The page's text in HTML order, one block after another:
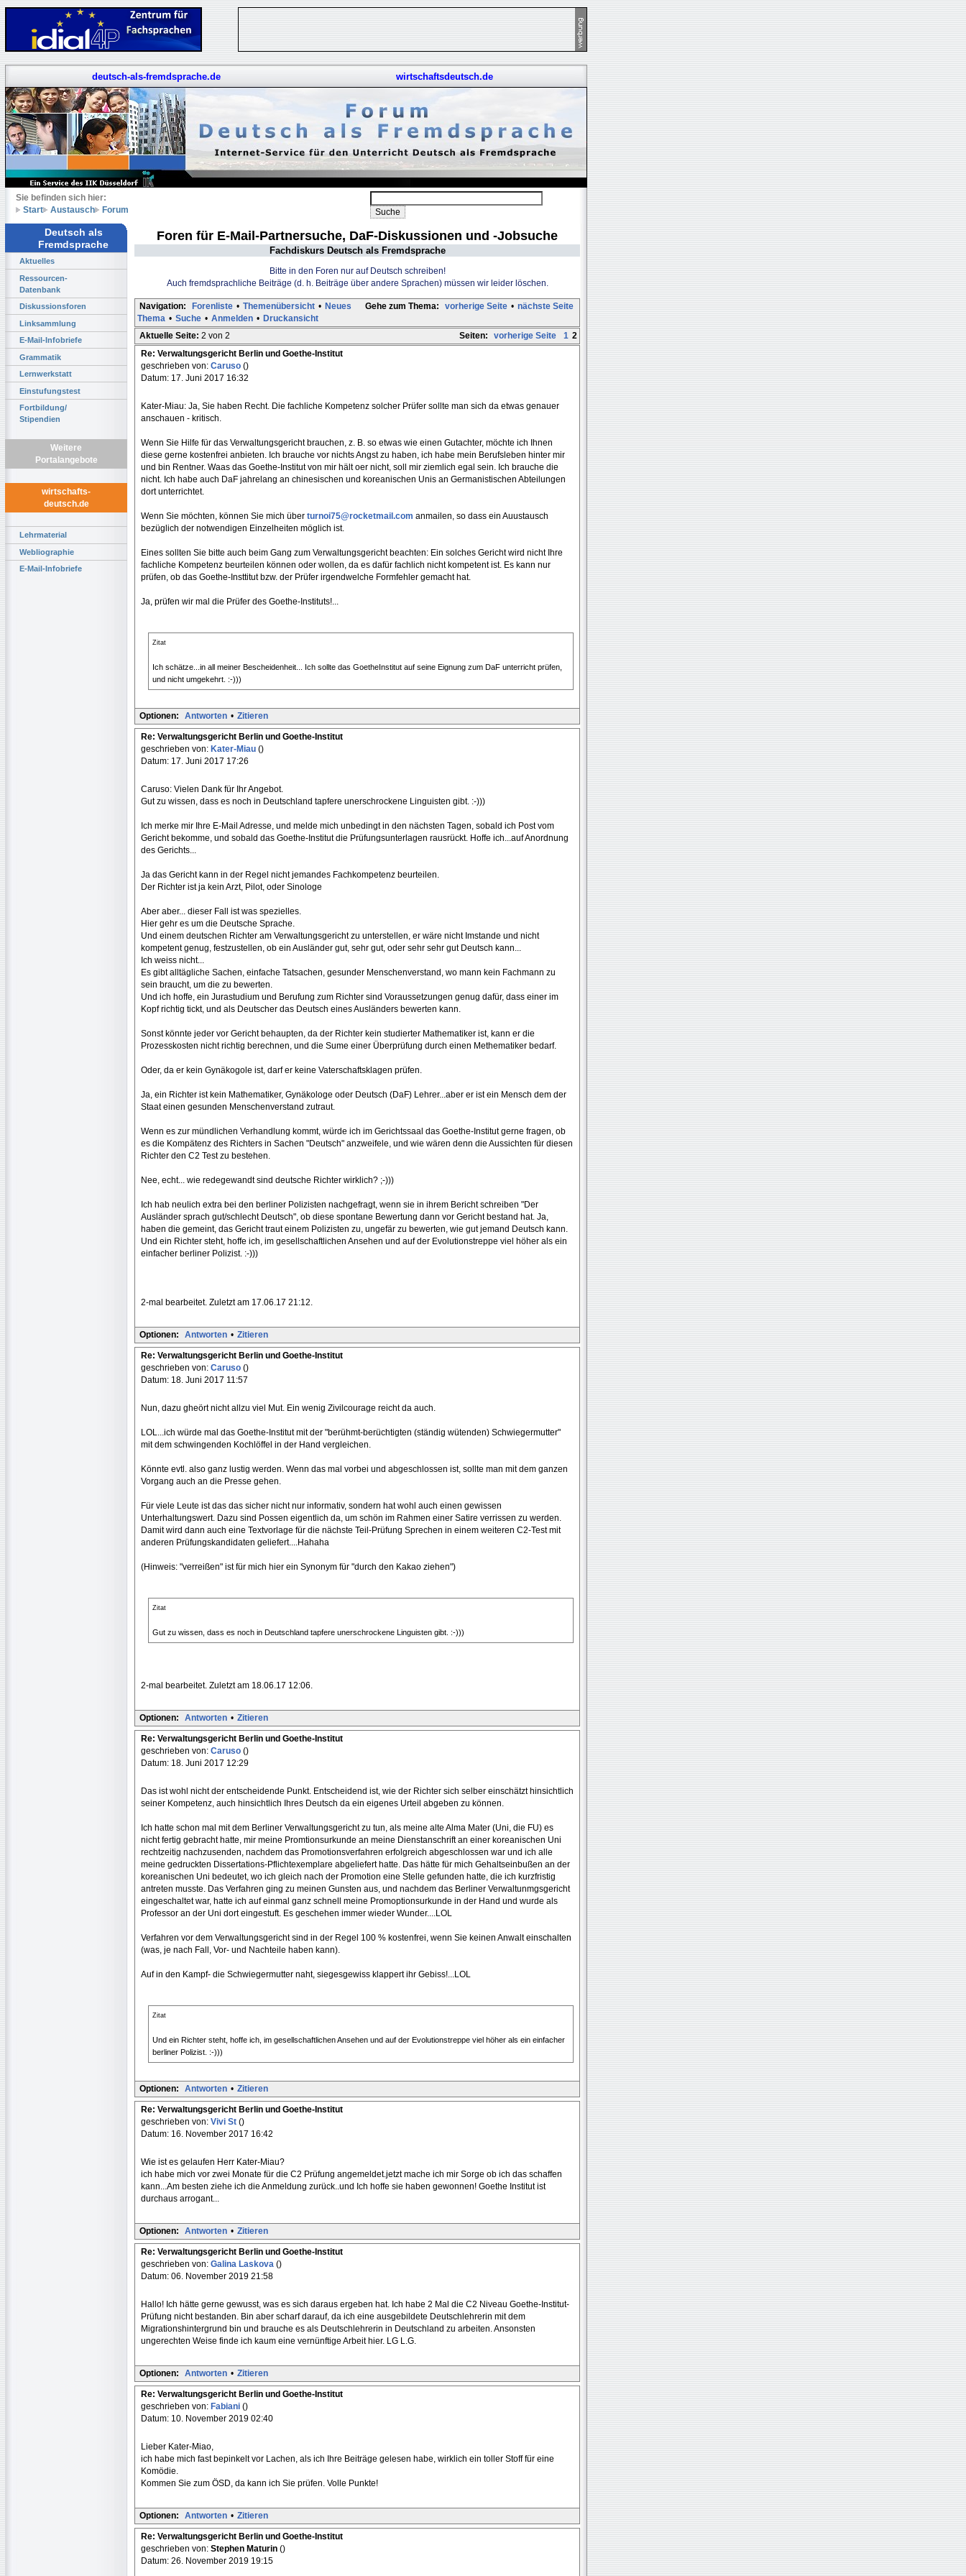
deutsch-als-fremdsprache.de wirtschaftsdeutsch.de
Sie befinden sich hier:
Start
Austausch Forum
Deutsch als
Fremdsprache
Aktuelles
Ressourcen-
Datenbank
Diskussionsforen
Linksammlung
E-Mail-Infobriefe
Grammatik
Lernwerkstatt
Einstufungstest
Fortbildung/
Stipendien
Weitere
Portalangebote
wirtschafts-
deutsch.de
Lehrmaterial
Webliographie
E-Mail-Infobriefe
Foren für E-Mail-Partnersuche, DaF-Diskussionen und -Jobsuche
Fachdiskurs Deutsch als Fremdsprache
Bitte in den Foren nur auf Deutsch schreiben!
Auch fremdsprachliche Beiträge (d. h. Beiträge über andere Sprachen) müssen wir leider löschen.
Gehe zum Thema: vorherige Seite • nächste Seite
Navigation: Forenliste • Themenübersicht • Neues
Thema • Suche • Anmelden • Druckansicht
Seiten:
vorherige Seite 1 2
Aktuelle Seite: 2 von 2
Re: Verwaltungsgericht Berlin und Goethe-Institut
geschrieben von: Caruso ()
Datum: 17. Juni 2017 16:32
Kater-Miau: Ja, Sie haben Recht. Die fachliche Kompetenz solcher Prüfer sollte man sich da etwas genauer
anschauen - kritisch.
Wenn Sie Hilfe für das Verwaltungsgericht brauchen, z. B. so etwas wie einen Gutachter, möchte ich Ihnen
diese gerne kostenfrei anbieten. Ich brauche vor nichts Angst zu haben, ich habe mein Berufsleben hinter mir
und bin Rentner. Waas das Goethe-Institut von mir hält oer nicht, soll mir ziemlich egal sein. Ich brauche die
nicht. Ich habe auch DaF jahrelang an chinesischen und koreanischen Unis an Germanistischen Abteilungen
dort unterrichtet.
Wenn Sie möchten, können Sie mich über turnoi75@rocketmail.com anmailen, so dass ein Auustausch
bezüglich der notwendigen Einzelheiten möglich ist.
Eines sollten Sie bitte auch beim Gang zum Verwaltungsgericht beachten: Ein solches Gericht wird nicht Ihre
fachliche Kompetenz beurteilen können oder wollen, da es dafür fachlich nicht kompetent ist. Es kann nur
prüfen, ob das Goethe-Insttitut bzw. der Prüfer irgendwelche Formfehler gemacht hat.
Ja, prüfen wir mal die Prüfer des Goethe-Instituts!...
Zitat
Ich schätze...in all meiner Bescheidenheit... Ich sollte das GoetheInstitut auf seine Eignung zum DaF unterricht prüfen,
und nicht umgekehrt. :-)))
Optionen: Antworten • Zitieren
Re: Verwaltungsgericht Berlin und Goethe-Institut
geschrieben von: Kater-Miau ()
Datum: 17. Juni 2017 17:26
Caruso: Vielen Dank für Ihr Angebot.
Gut zu wissen, dass es noch in Deutschland tapfere unerschrockene Linguisten gibt. :-)))
Ich merke mir Ihre E-Mail Adresse, und melde mich unbedingt in den nächsten Tagen, sobald ich Post vom
Gericht bekomme, und sobald das Goethe-Institut die Prüfungsunterlagen rausrückt. Hoffe ich...auf Anordnung
des Gerichts...
Ja das Gericht kann in der Regel nicht jemandes Fachkompetenz beurteilen.
Der Richter ist ja kein Arzt, Pilot, oder Sinologe
Aber aber... dieser Fall ist was spezielles.
Hier gehr es um die Deutsche Sprache.
Und einem deutschen Richter am Verwaltungsgericht zu unterstellen, er wäre nicht Imstande und nicht
kompetent genug, festzustellen, ob ein Ausländer gut, sehr gut, oder sehr sehr gut Deutsch kann...
Ich weiss nicht...
Es gibt alltägliche Sachen, einfache Tatsachen, gesunder Menschenverstand, wo mann kein Fachmann zu
sein braucht, um die zu bewerten.
Und ich hoffe, ein Jurastudium und Berufung zum Richter sind Voraussetzungen genug dafür, dass einer im
Kopf richtig tickt, und als Deutscher das Deutsch eines Ausländers bewerten kann.
Sonst könnte jeder vor Gericht behaupten, da der Richter kein studierter Mathematiker ist, kann er die
Prozesskosten nicht richtig berechnen, und die Sume einer Überprüfung durch einen Methematiker bedarf.
Oder, da er kein Gynäkogole ist, darf er keine Vaterschaftsklagen prüfen.
Ja, ein Richter ist kein Mathematiker, Gynäkologe oder Deutsch (DaF) Lehrer...aber er ist ein Mensch dem der
Staat einen gesunden Menschenverstand zutraut.
Wenn es zur mündlichen Verhandlung kommt, würde ich im Gerichtssaal das Goethe-Institut gerne fragen, ob
es die Kompätenz des Richters in Sachen "Deutsch" anzweifele, und wie wären denn die Aussichten für diesen
Richter den C2 Test zu bestehen.
Nee, echt... wie redegewandt sind deutsche Richter wirklich? ;-)))
Ich hab neulich extra bei den berliner Polizisten nachgefragt, wenn sie in ihrem Bericht schreiben "Der
Ausländer sprach gut/schlecht Deutsch", ob diese spontane Bewertung dann vor Gericht bestand hat. Ja,
haben die gemeint, das Gericht traut einem Polizisten zu, ungefär zu bewerten, wie gut jemand Deutsch kann.
Und ein Richter steht, hoffe ich, im gesellschaftlichen Ansehen und auf der Evolutionstreppe viel höher als ein
einfacher berliner Polizist. :-)))
2-mal bearbeitet. Zuletzt am 17.06.17 21:12.
Optionen: Antworten • Zitieren
Re: Verwaltungsgericht Berlin und Goethe-Institut
geschrieben von: Caruso ()
Datum: 18. Juni 2017 11:57
Nun, dazu gheört nicht allzu viel Mut. Ein wenig Zivilcourage reicht da auch.
LOL...ich würde mal das Goethe-Institut mit der "berühmt-berüchtigten (ständig wütenden) Schwiegermutter"
mit dem schwingenden Kochlöffel in der Hand vergleichen.
Könnte evtl. also ganz lustig werden. Wenn das mal vorbei und abgeschlossen ist, sollte man mit dem ganzen
Vorgang auch an die Presse gehen.
Für viele Leute ist das das sicher nicht nur informativ, sondern hat wohl auch einen gewissen
Unterhaltungswert. Dazu sind Possen eigentlich da, um schön im Rahmen einer Satire verrissen zu werden.
Damit wird dann auch eine Textvorlage für die nächste Teil-Prüfung Sprechen in einem weiteren C2-Test mit
anderen Prüfungskandidaten geliefert....Hahaha
(Hinweis: "verreißen" ist für mich hier ein Synonym für "durch den Kakao ziehen")
Zitat
Gut zu wissen, dass es noch in Deutschland tapfere unerschrockene Linguisten gibt. :-)))
2-mal bearbeitet. Zuletzt am 18.06.17 12:06.
Optionen: Antworten • Zitieren
Re: Verwaltungsgericht Berlin und Goethe-Institut
geschrieben von: Caruso ()
Datum: 18. Juni 2017 12:29
Das ist wohl nicht der entscheidende Punkt. Entscheidend ist, wie der Richter sich selber einschätzt hinsichtlich
seiner Kompetenz, auch hinsichtlich Ihres Deutsch da ein eigenes Urteil abgeben zu können.
Ich hatte schon mal mit dem Berliner Verwaltungsgericht zu tun, als meine alte Alma Mater (Uni, die FU) es
nicht fertig gebracht hatte, mir meine Promtionsurkunde an meine Dienstanschrift an einer koreanischen Uni
rechtzeitig nachzusenden, nachdem das Promotionsverfahren erfolgreich abgeschlossen war und ich alle
meine gedruckten Dissertations-Pflichtexemplare abgeliefert hatte. Das hätte für mich Gehaltseinbußen an der
koreanischen Uni bedeutet, wo ich gleich nach der Promotion eine Stelle gefunden hatte, die ich kurzfristig
antreten musste. Das Verfahren ging zu meinen Gunsten aus, und nachdem das Berliner Verwaltunmgsgericht
eingeschaltet war, hatte ich auf einmal ganz schnell meine Promoptionsurkunde in der Hand und wurde als
Professor an der Uni dort eingestuft. Es geschehen immer wieder Wunder....LOL
Verfahren vor dem Verwaltungsgericht sind in der Regel 100 % kostenfrei, wenn Sie keinen Anwalt einschalten
(was, je nach Fall, Vor- und Nachteile haben kann).
Auf in den Kampf- die Schwiegermutter naht, siegesgewiss klappert ihr Gebiss!...LOL
Zitat
Und ein Richter steht, hoffe ich, im gesellschaftlichen Ansehen und auf der Evolutionstreppe viel höher als ein einfacher
berliner Polizist. :-)))
Optionen: Antworten • Zitieren
Re: Verwaltungsgericht Berlin und Goethe-Institut
geschrieben von: Vivi St ()
Datum: 16. November 2017 16:42
Wie ist es gelaufen Herr Kater-Miau?
ich habe mich vor zwei Monate für die C2 Prüfung angemeldet.jetzt mache ich mir Sorge ob ich das schaffen
kann...Am besten ziehe ich die Anmeldung zurück..und Ich hoffe sie haben gewonnen! Goethe Institut ist
durchaus arrogant...
Optionen: Antworten • Zitieren
Re: Verwaltungsgericht Berlin und Goethe-Institut
geschrieben von: Galina Laskova ()
Datum: 06. November 2019 21:58
Hallo! Ich hätte gerne gewusst, was es sich daraus ergeben hat. Ich habe 2 Mal die C2 Niveau Goethe-Institut-
Prüfung nicht bestanden. Bin aber scharf darauf, da ich eine ausgebildete Deutschlehrerin mit dem
Migrationshintergrund bin und brauche es als Deutschlehrerin in Deutschland zu arbeiten. Ansonsten
ungerechten Weise finde ich kaum eine vernünftige Arbeit hier. LG L.G.
Optionen: Antworten • Zitieren
Re: Verwaltungsgericht Berlin und Goethe-Institut
geschrieben von: Fabiani ()
Datum: 10. November 2019 02:40
Lieber Kater-Miao,
ich habe mich fast bepinkelt vor Lachen, als ich Ihre Beiträge gelesen habe, wirklich ein toller Stoff für eine
Komödie.
Kommen Sie zum ÖSD, da kann ich Sie prüfen. Volle Punkte!
Optionen: Antworten • Zitieren
Re: Verwaltungsgericht Berlin und Goethe-Institut
geschrieben von: Stephen Maturin ()
Datum: 26. November 2019 19:15